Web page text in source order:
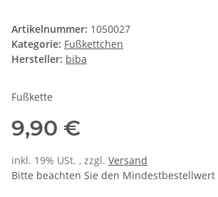
Artikelnummer: 1050027
Kategorie: Fußkettchen
Hersteller: biba
Fußkette
9,90 €
inkl. 19% USt. , zzgl. Versand
Bitte beachten Sie den Mindestbestellwert